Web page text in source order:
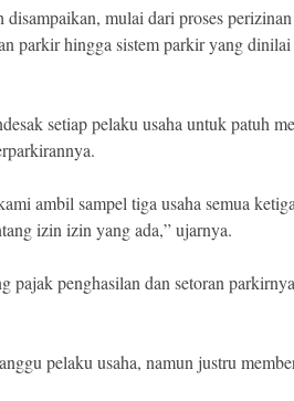
mulai dari proses
parkir hingga sistem parkir yang
setiap pelaku usaha untuk patuh
ambil sampel tiga usaha semua
izin izin yang ada,” ujarnya.
penghasilan dan setoran
pelaku usaha, namun justru